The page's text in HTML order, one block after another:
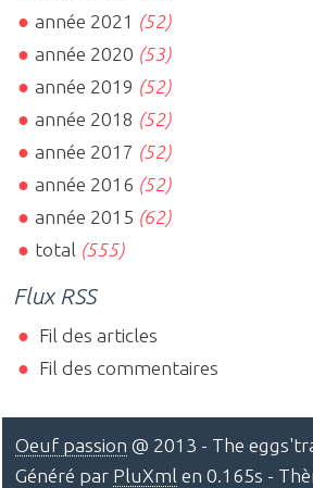
année 2021 (52)
année 2020 (53)
année 2019 (52)
année 2018 (52)
année 2017 (52)
année 2016 (52)
année 2015 (62)
total (555)
Flux RSS
Fil des articles
Fil des commentaires
Oeuf passion @ 2013 - The
Généré par PluXml en 0.165s -